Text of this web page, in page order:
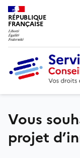
RÉPUBLIQUE
FRANÇAISE
Vous
projet